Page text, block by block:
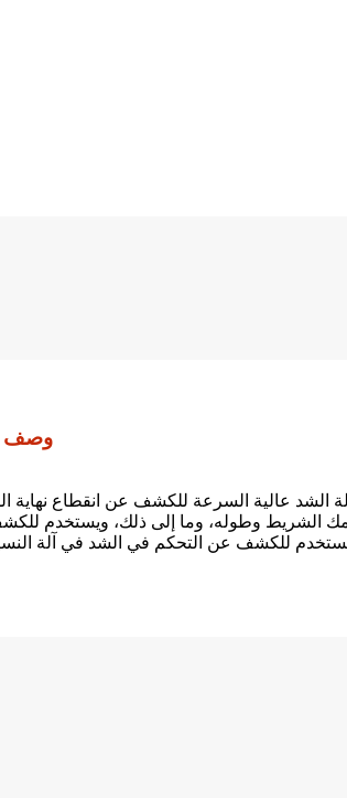
وصف
الشد عالية السرعة للكشف عن انقطاع نهاية
الشريط وطوله، وما إلى ذلك، ويستخدم
للكشف عن التحكم في الشد في آلة